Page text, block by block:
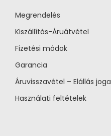
Megrendelés
Kiszállítás-Áruátvétel
Fizetési módok
Garancia
Áruvisszavétel – Elállás joga
Használati feltételek